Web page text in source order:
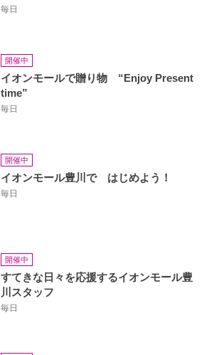
毎日
開催中
イオンモールで贈り物 “Enjoy Present
time”
毎日
開催中
イオンモール豊川で はじめよう！
毎日
開催中
すてきな日々を応援するイオンモール豊
川スタッフ
毎日